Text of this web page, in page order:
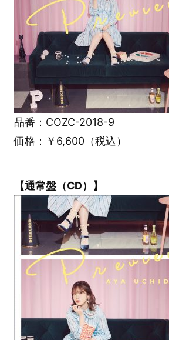
品番：COZC-2018-9
価格：￥6,600（税込）
【通常盤（CD）】